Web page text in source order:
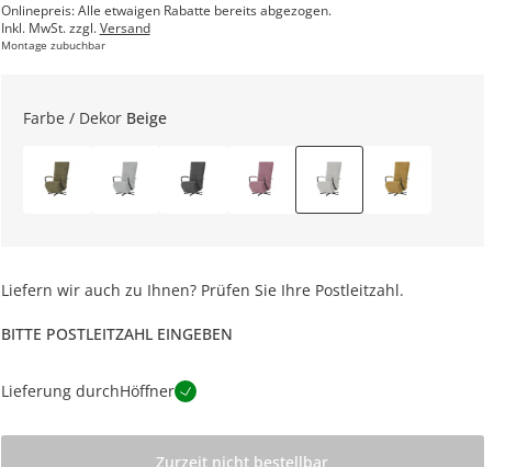
Onlinepreis: Alle etwaigen Rabatte bereits abgezogen.
Inkl. MwSt. zzgl.Versand
Montage zubuchbar
Farbe / Dekor Beige
Liefern wir auch zu Ihnen? Prüfen Sie Ihre Postleitzahl.
BITTE POSTLEITZAHL EINGEBEN
Lieferung durchHöffner
Zurzeit nicht bestellbar